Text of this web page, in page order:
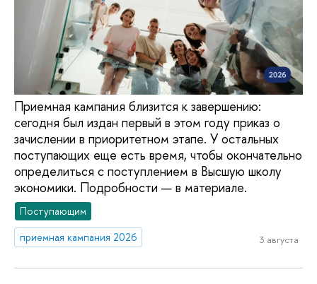
Приемная кампания близится к завершению:
сегодня был издан первый в этом году приказ о
зачислении в приоритетном этапе. У остальных
поступающих еще есть время, чтобы окончательно
определиться с поступлением в Высшую школу
экономики. Подробности — в материале.
Поступающим
приемная кампания 2026
3 августа